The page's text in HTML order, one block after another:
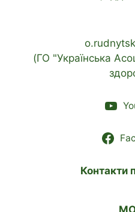
(ГО "Українська
Контакти